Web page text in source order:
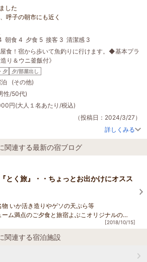
した
呼子の朝市にも近く
が
たが…
かったです、
ナ
んびり、ゆっくり入れます、呼子に来る事ってあ
は、ヤリ烏賊の季節に、また来たい宿です
朝食 4 夕食 5 接客 3 清潔感 3
食！宿から歩いて魚釣りに行けます。◆基本プラ
り＆ウニ釜飯付》
夕 夕/部屋出し
(その他)
性/50代)
円(大人１名あたり/税込)
（投稿日：2024/3/27）
詳しくみる
関連する最新の宿ブログ
とく旅』・・ちょっとお出かけにオスス
いか活き造りやゲソの天ぷら等
ム満点のご夕食と旅宿よぶこオリジナルの
うまいや呼子朝市の干物等のご朝食も大人気
[2018/10/15]
関連する宿泊施設